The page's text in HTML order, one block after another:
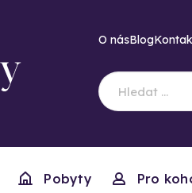
O násBlog
Pobyty Pro